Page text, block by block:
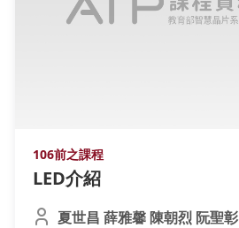
106前之課程
LED介紹
夏世昌 薛雅馨 陳朝烈 阮聖彰